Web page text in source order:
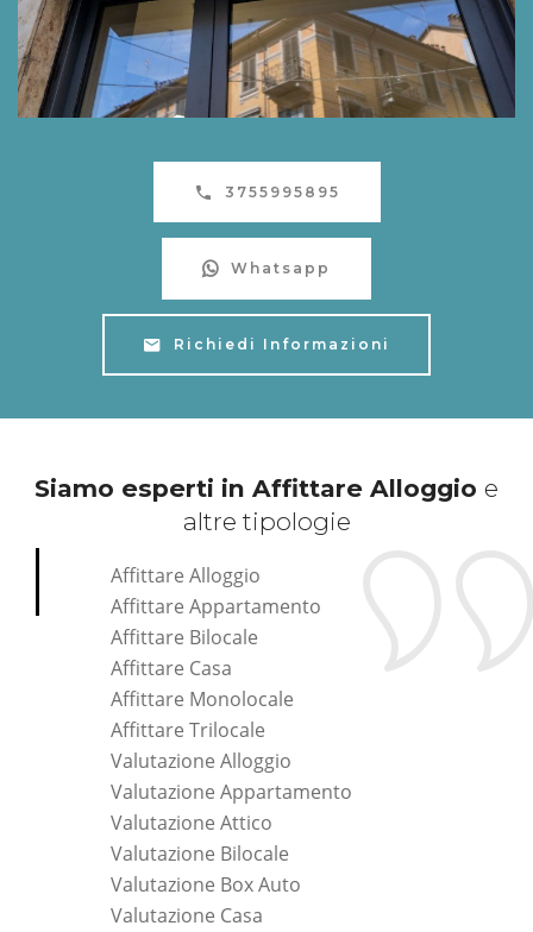
3755995895
Whatsapp
Richiedi Informazioni
Siamo esperti in Affittare Alloggio e
altre tipologie
Affittare Alloggio
Affittare Appartamento
Affittare Bilocale
Affittare Casa
Affittare Monolocale
Affittare Trilocale
Valutazione Alloggio
Valutazione Appartamento
Valutazione Attico
Valutazione Bilocale
Valutazione Box Auto
Valutazione Casa